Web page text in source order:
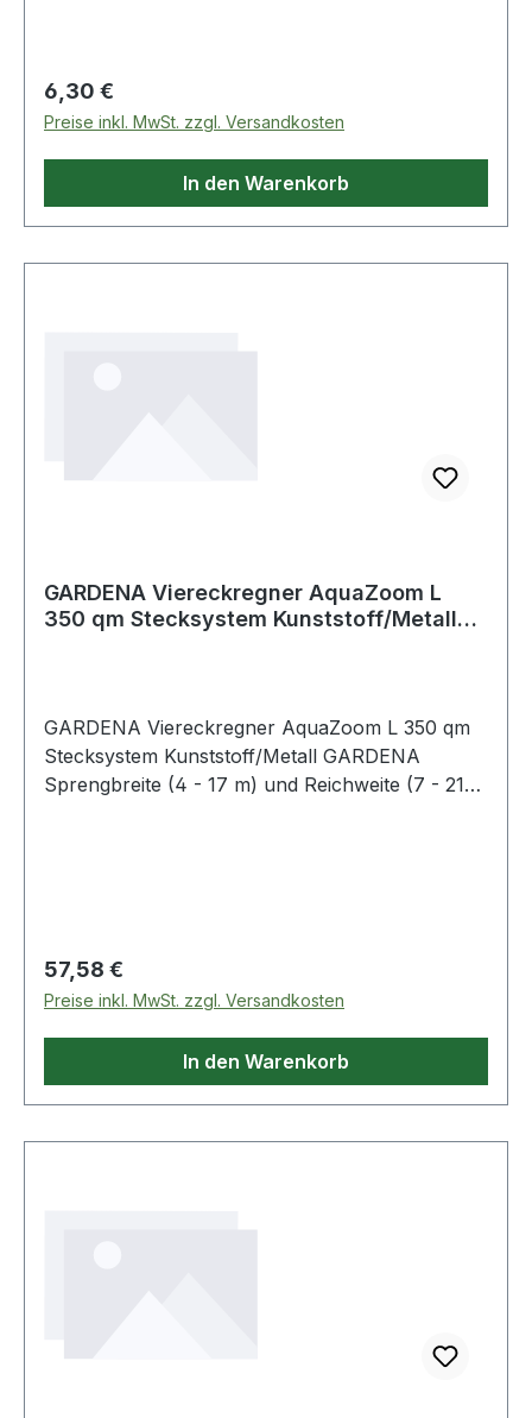
Regulärer Preis:
6,30 €
Preise inkl. MwSt. zzgl. Versandkosten
In den Warenkorb
GARDENA Viereckregner AquaZoom L
350 qm Stecksystem Kunststoff/Metall
GARDENA Viereckregner AquaZoom L 350 qm
Stecksystem Kunststoff/Metall GARDENA
Sprengbreite (4 - 17 m) und Reichweite (7 - 21
Regulärer Preis:
57,58 €
Preise inkl. MwSt. zzgl. Versandkosten
In den Warenkorb